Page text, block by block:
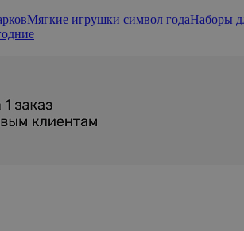
Мягкие игрушки символ годаНаборы